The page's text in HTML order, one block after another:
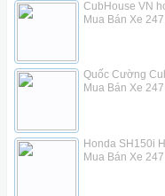
CubHouse VN
Mua Bán Xe 247
Quốc Cường
Mua Bán Xe 247
Honda SH150i
Mua Bán Xe 247